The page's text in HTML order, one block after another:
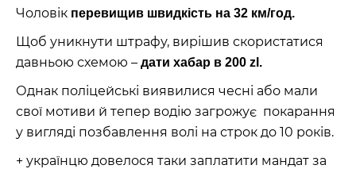
Чоловік перевищив швидкість на 32 км/год.
Щоб уникнути штрафу, вирішив скористатися
давньою схемою – дати хабар в 200 zl.
Однак поліцейські виявилися чесні або мали
свої мотиви й тепер водію загрожує покарання
у вигляді позбавлення волі на строк до 10 років.
+ українцю довелося таки заплатити мандат за